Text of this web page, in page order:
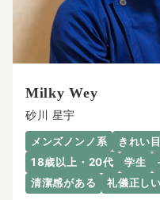
Milky Wey
砂川 星宇
メンズノンノ系 きれい
18歳以上・20代
学生
清潔感がある
礼儀正しい